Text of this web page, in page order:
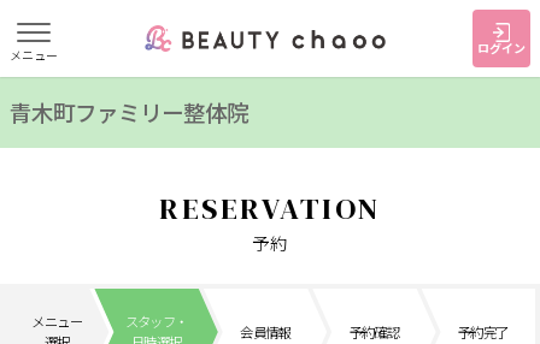
メニュー ログイン
すでに会員の方
ログイン
はじめてご利用の方
新規会員登録
ヘア・メイク ネイル・まつげ
青木町ファミリー整体院
RESERVATION
予約
メニュー
スタッフ・
会員情報 予約確認 予約完了